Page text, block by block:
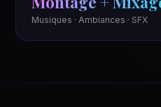
Musiques · Ambiances · SFX